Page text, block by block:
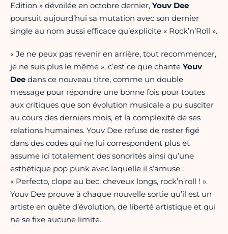
Edition » dévoilée en octobre dernier, Youv Dee
poursuit aujourd’hui sa mutation avec son dernier
single au nom aussi efficace qu’explicite « Rock’n’Roll ».
« Je ne peux pas revenir en arrière, tout recommencer,
je ne suis plus le même », c’est ce que chante Youv
Dee dans ce nouveau titre, comme un double
message pour répondre une bonne fois pour toutes
aux critiques que son évolution musicale a pu susciter
au cours des derniers mois, et la complexité de ses
relations humaines. Youv Dee refuse de rester figé
dans des codes qui ne lui correspondent plus et
assume ici totalement des sonorités ainsi qu’une
esthétique pop punk avec laquelle il s’amuse :
« Perfecto, clope au bec, cheveux longs, rock’n’roll ! ».
Youv Dee prouve à chaque nouvelle sortie qu’il est un
artiste en quête d’évolution, de liberté artistique et qui
ne se fixe aucune limite.